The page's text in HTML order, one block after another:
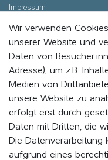
Impressum
Datenschutz
Cookie - Einstellungen
WERDE MITGLIED
LAUFENDEN
Indem Du auf
als Mitglied vom EVENaBAG
Werbeangebote zu erhalten.
Wir verwenden
unserer Website und
Daten von
Adresse), um z.B.
Medien von
unsere Website zu
erfolgt erst durch
Daten mit Dritten, die
Die Datenverarbeitung
aufgrund eines